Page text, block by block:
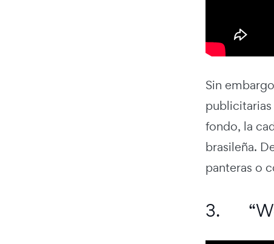
Sin
fondo, la
brasileña.
panteras o
3.